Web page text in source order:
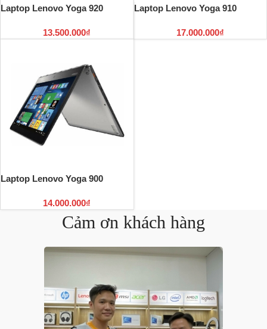
Laptop Lenovo Yoga 920
13.500.000₫
Laptop Lenovo Yoga 910
17.000.000₫
Laptop Lenovo Yoga 900
14.000.000₫
Cảm ơn khách hàng